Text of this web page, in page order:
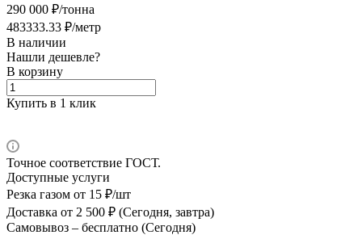
290 000 ₽/тонна
483333.33 ₽/метр
В наличии
Нашли дешевле?
В корзину
Купить в 1 клик
Точное соответствие ГОСТ.
Доступные услуги
Резка газом от 15 ₽/шт
Доставка от 2 500 ₽ (Сегодня, завтра)
Самовывоз – бесплатно (Сегодня)